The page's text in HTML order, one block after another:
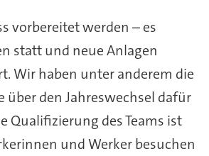
vorbereitet werden – es
statt und neue Anlagen
Wir haben unter anderem die
über den Jahreswechsel dafür
Qualifizierung des Teams ist
und Werker besuchen